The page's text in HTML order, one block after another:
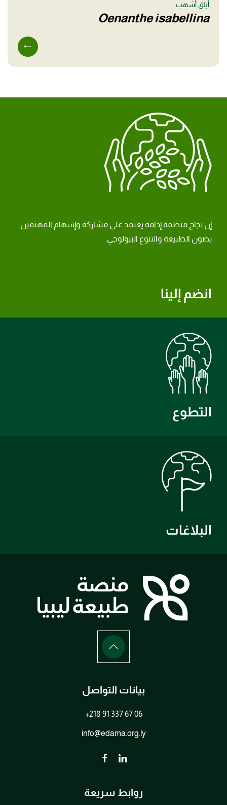
أبلق أشهب
Oenanthe isabellina
انضم إلينا
إن نجاح منظمة إدامة يعتمد على مشاركة وإسهام المهتمين
بصون الطبيعة والتنوع البيولوجي
التطوع
البلاغات
بيانات التواصل
+218 91 337 67 06
info@edama.org.ly
روابط سريعة